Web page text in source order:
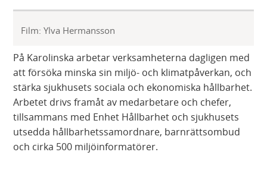
Film: Ylva Hermansson
På Karolinska arbetar verksamheterna dagligen med
att försöka minska sin miljö- och klimatpåverkan, och
stärka sjukhusets sociala och ekonomiska hållbarhet.
Arbetet drivs framåt av medarbetare och chefer,
tillsammans med Enhet Hållbarhet och sjukhusets
utsedda hållbarhetssamordnare, barnrättsombud
och cirka 500 miljöinformatörer.